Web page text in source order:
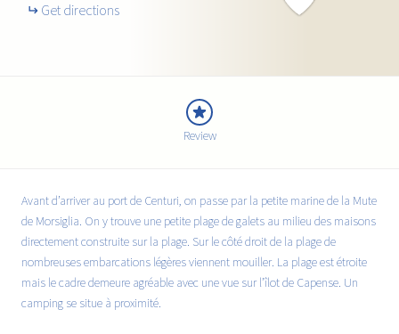
Get directions
Review
Avant d’arriver au port de Centuri, on passe par la petite marine de la Mute
de Morsiglia. On y trouve une petite plage de galets au milieu des maisons
directement construite sur la plage. Sur le côté droit de la plage de
nombreuses embarcations légères viennent mouiller. La plage est étroite
mais le cadre demeure agréable avec une vue sur l’îlot de Capense. Un
camping se situe à proximité.